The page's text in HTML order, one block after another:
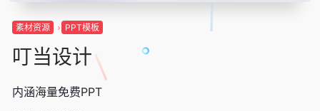
素材资源 PPT模板
叮当设计
内涵海量免费PPT